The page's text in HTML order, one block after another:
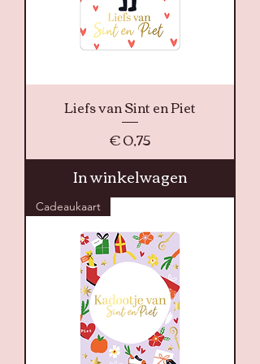
Liefs van Sint en Piet
Prijs
€ 0,75
In winkelwagen
Cadeaukaart